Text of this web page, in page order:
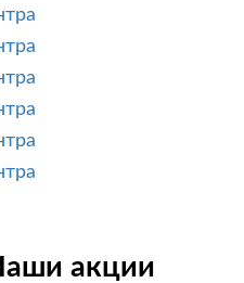
акции